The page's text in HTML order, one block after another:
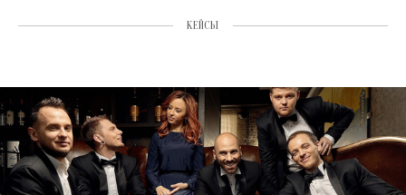
КЕЙСЫ